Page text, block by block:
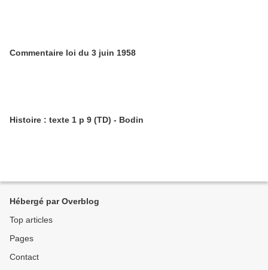
Commentaire loi du 3 juin 1958
Histoire : texte 1 p 9 (TD) - Bodin
Hébergé par Overblog
Top articles
Pages
Contact